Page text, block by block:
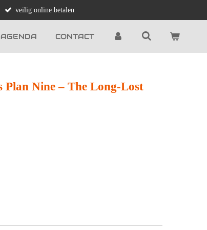
veilig online betalen
AGENDA CONTACT
Plan Nine – The Long-Lost